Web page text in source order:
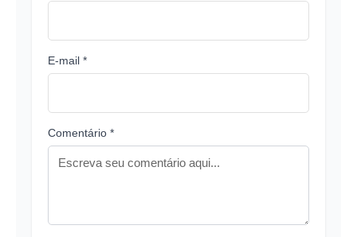
E-mail *
Comentário *